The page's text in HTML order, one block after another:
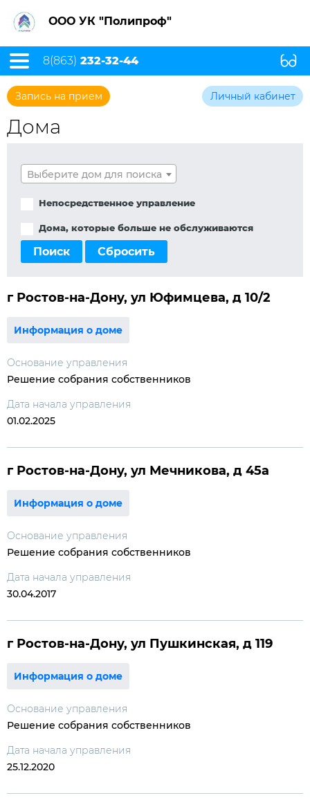
ООО УК "Полипроф"
8(863) 232-32-44
Запись на прием Личный кабинет
Дома
Выберите дом для поиска
Непосредственное управление
Дома, которые больше не обслуживаются
Поиск Сбросить
г Ростов-на-Дону, ул Юфимцева, д 10/2
Информация о доме
Основание управления
Решение собрания собственников
Дата начала управления
01.02.2025
г Ростов-на-Дону, ул Мечникова, д 45а
Информация о доме
Основание управления
Решение собрания собственников
Дата начала управления
30.04.2017
г Ростов-на-Дону, ул Пушкинская, д 119
Информация о доме
Основание управления
Решение собрания собственников
Дата начала управления
25.12.2020